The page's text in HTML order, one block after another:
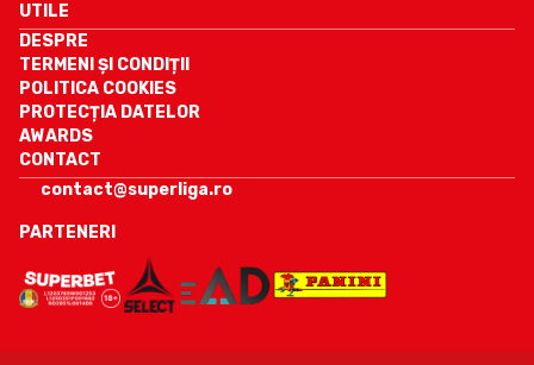
UTILE
DESPRE
TERMENI ȘI CONDIȚII
POLITICA COOKIES
PROTECȚIA DATELOR
AWARDS
CONTACT
contact@superliga.ro
PARTENERI